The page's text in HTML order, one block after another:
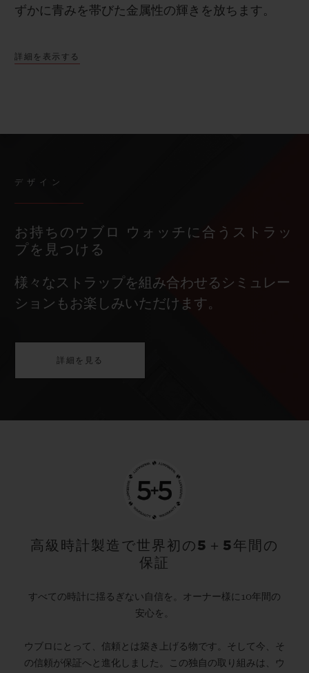
ずかに青みを帯びた金属性の輝きを放ちます。
詳細を表示する
デザイン
お持ちのウブロ ウォッチに合うストラッ
プを見つける
様々なストラップを組み合わせるシミュレー
ションもお楽しみいただけます。
詳細を見る
高級時計製造で世界初の5＋5年間の
保証
すべての時計に揺るぎない自信を。オーナー様に10年間の
安心を。
ウブロにとって、信頼とは築き上げる物です。そして今、そ
の信頼が保証へと進化しました。この独自の取り組みは、ウ